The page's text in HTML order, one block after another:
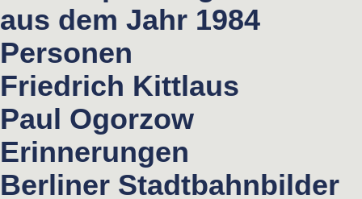
aus dem Jahr 1984
Personen
Friedrich Kittlaus
Paul Ogorzow
Erinnerungen
Berliner Stadtbahnbilder